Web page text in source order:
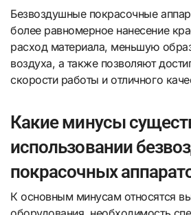
Безвоздушные покрасочные
более равномерное нанесение
расход материала, меньшую
воздуха, а также позволяют
скорости работы и отличного
Какие минусы
использовании
покрасочных
К основным минусам относятся